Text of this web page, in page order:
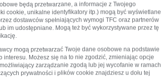
będą przetwarzane, a informacje z Twojego
cookie, unikalne identyfikatory itp.) mogą być wyświetlane
dostawców spełniających wymogi TFC oraz partnerów
im udostępniane. Mogą też być wykorzystywane przez tę
mogą przetwarzać Twoje dane osobowe na podstawie
interesu. Możesz się na to nie zgodzić, zmieniając opcje
zarządzanie zgodą lub jej wycofanie w ramach
prywatności i plików cookie znajdziesz u dołu tej